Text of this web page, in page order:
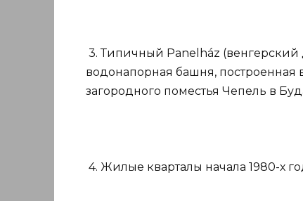
3. Типичный Panelház
водонапорная башня, построенная
загородного поместья Чепель в
4. Жилые кварталы начала 1980-х